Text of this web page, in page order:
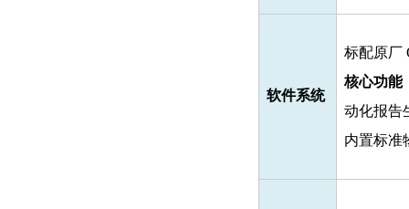
软件系统
标配原厂
核心功能
动化报告
内置标准